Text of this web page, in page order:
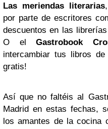
Las meriendas literarias
por parte de escritores
descuentos en las
O el Gastrobook
intercambiar tus libros
gratis!
Así que no faltéis al
Madrid en estas fechas,
los amantes de la cocina